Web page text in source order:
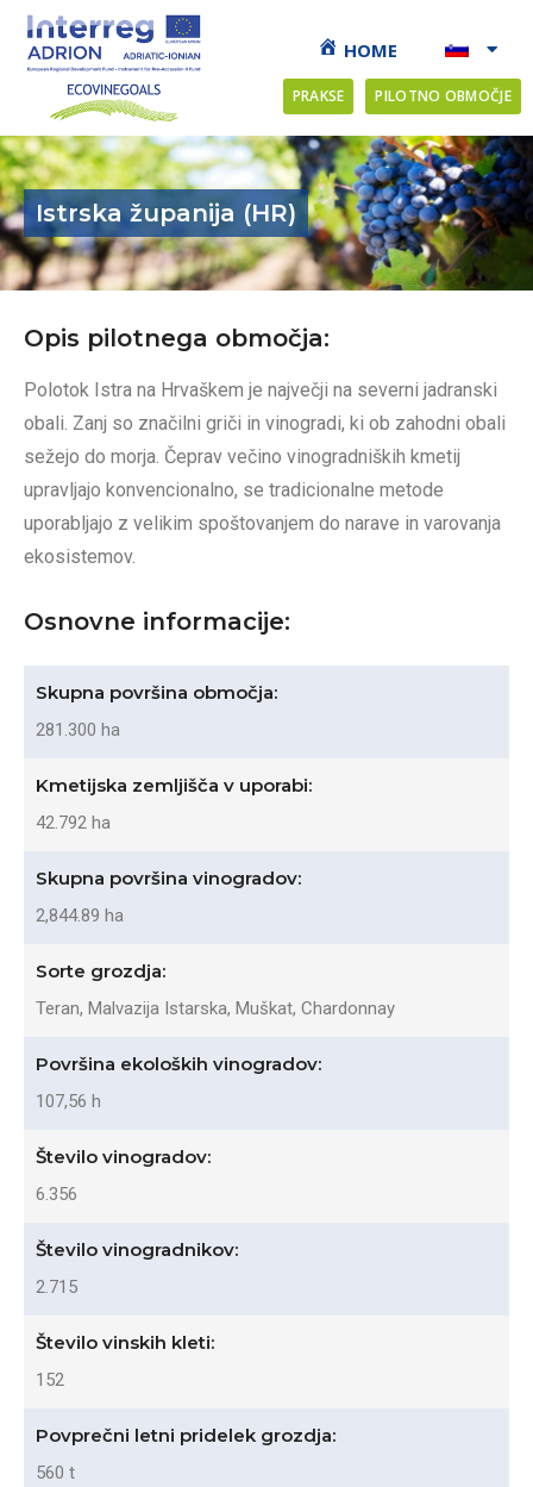
HOME
PRAKSE PILOTNO OBMOČJE
Istrska županija (HR)
Opis pilotnega območja:
Polotok Istra na Hrvaškem je največji na severni jadranski
obali. Zanj so značilni griči in vinogradi, ki ob zahodni obali
sežejo do morja. Čeprav večino vinogradniških kmetij
upravljajo konvencionalno, se tradicionalne metode
uporabljajo z velikim spoštovanjem do narave in varovanja
ekosistemov.
Osnovne informacije:
Skupna površina območja:
281.300 ha
Kmetijska zemljišča v uporabi:
42.792 ha
Skupna površina vinogradov:
2,844.89 ha
Sorte grozdja:
Teran, Malvazija Istarska, Muškat, Chardonnay
Površina ekoloških vinogradov:
107,56 h
Število vinogradov:
6.356
Število vinogradnikov:
2.715
Število vinskih kleti:
152
Povprečni letni pridelek grozdja:
560 t